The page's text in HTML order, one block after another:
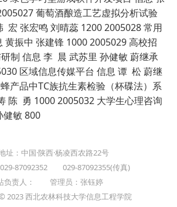
葡萄酒酿造工艺虚拟分析试验
宏 张宏鸣 刘晴蕊 1200 2005028 常用
黄振中 张建锋 1000 2005029 高校招
制 信息 李 晨 武苏里 孙健敏 蔚继承
区域信息传媒平台 信息 谭 松 蔚继
产品中TC族抗生素检验（杯碟法）系
陈 勇 1000 2005032 大学生心理咨询
健敏 800
址：中国·陕西·杨凌西农路22号
87092352 029-87092355(传真)
负责人： 管理员：张钰婷
2023 西北农林科技大学信息工程学院